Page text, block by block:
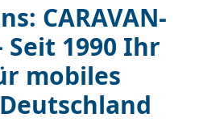
CARAVAN-
Seit 1990 Ihr
mobiles